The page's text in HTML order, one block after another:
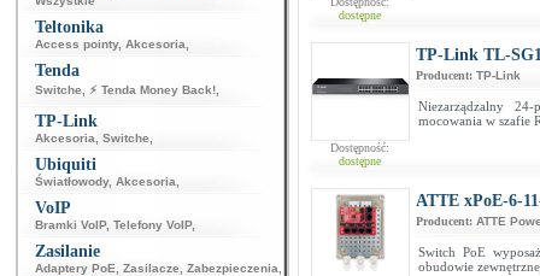
Teltonika
Access pointy, Akcesoria
Tenda
Switche ⚡ Tenda Money Back!
TP-Link
Akcesoria Switche
Ubiquiti
Światłowody, Akcesoria
VoIP
Bramki VoIP, Telefony VoIP,
Zasilanie
Adaptery PoE Zasilacze Zabezpieczenia
dostępne
Dostępność:
dostępne
TP-Link TL-
Producent: TP-Link
Niezarządzalny
mocowania w szafie
ATTE xPoE-6-
Producent: ATTE
Switch PoE
obudowie